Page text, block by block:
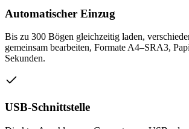
Automatischer Einzug
Bis zu 300 Bögen gleichzeitig laden,
gemeinsam bearbeiten, Formate A4–SRA3,
Sekunden.
USB-Schnittstelle